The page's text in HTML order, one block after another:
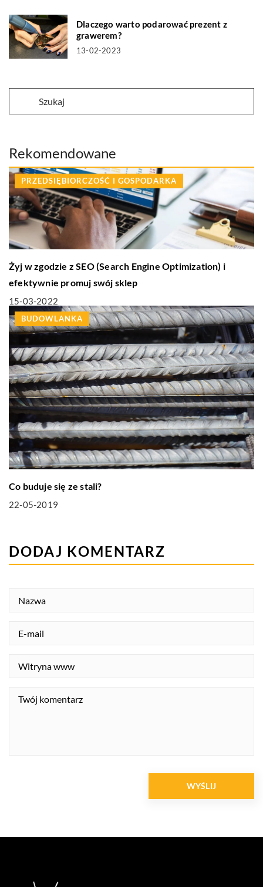
Dlaczego warto podarować prezent z
grawerem?
13-02-2023
Rekomendowane
PRZEDSIĘBIORCZOŚĆ I GOSPODARKA
Żyj w zgodzie z SEO (Search Engine Optimization) i
efektywnie promuj swój sklep
15-03-2022
BUDOWLANKA
Co buduje się ze stali?
22-05-2019
DODAJ KOMENTARZ